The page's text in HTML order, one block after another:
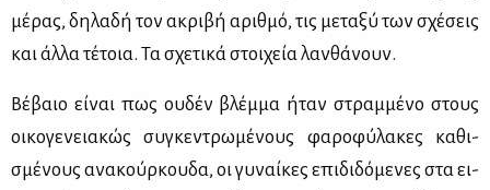
μέ­ρας, δη­λα­δή τον ακρι­βή αριθ­μό, τις με­τα­ξύ των σχέ­σεις
και άλ­λα τέ­τοια. Τα σχε­τι­κά στοι­χεία λαν­θά­νουν.
Βέ­βαιο εί­ναι πως ου­δέν βλέμ­μα ήταν στραμ­μέ­νο στους
οι­κο­γε­νεια­κώς συ­γκε­ντρω­μέ­νους φα­ρο­φύ­λα­κες κα­θι­
σμέ­νους ανα­κούρ­κου­δα, οι γυ­ναί­κες επι­δι­δό­με­νες στα ει­